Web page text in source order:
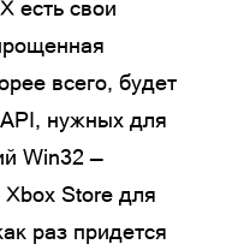
есть свои
всего, будет
нужных для
Win32 —
Store для
раз придется